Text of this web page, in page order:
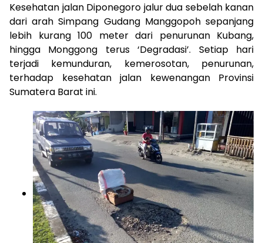
Kesehatan jalan Diponegoro jalur dua sebelah kanan
dari arah Simpang Gudang Manggopoh sepanjang
lebih kurang 100 meter dari penurunan Kubang,
hingga Monggong terus ‘Degradasi’. Setiap hari
terjadi kemunduran, kemerosotan, penurunan,
terhadap kesehatan jalan kewenangan Provinsi
Sumatera Barat ini.